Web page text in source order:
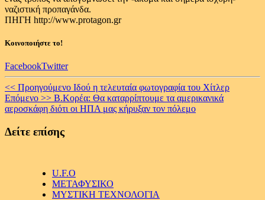
ναζιστική προπαγάνδα.
ΠΗΓΗ http://www.protagon.gr
Κοινοποιήστε το!
FacebookTwitter
Continue
Reading
<< Προηγούμενο Ιδού η τελευταία φωτογραφία του Χίτλερ
Επόμενο >> B.Kορέα: Θα καταρρίπτουμε τα αμερικανικά
αεροσκάφη διότι οι ΗΠΑ μας κήρυξαν τον πόλεμο
Δείτε επίσης
U.F.O
ΜΕΤΑΦΥΣΙΚΟ
ΜΥΣΤΙΚΗ ΤΕΧΝΟΛΟΓΙΑ